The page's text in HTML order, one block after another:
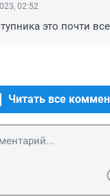
02:52
это почти
Читать все